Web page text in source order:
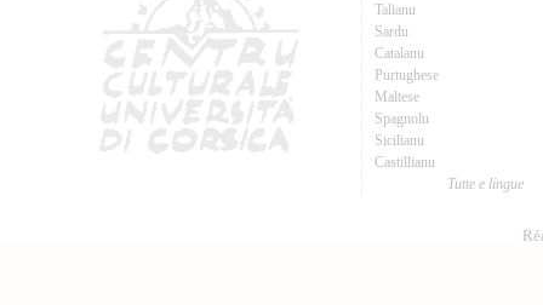
Talianu
Sardu
Catalanu
Purtughese
Maltese
Spagnolu
Sicilianu
Castillianu
Tutte e lingue